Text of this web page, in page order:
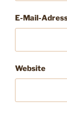
E-Mail-
Website